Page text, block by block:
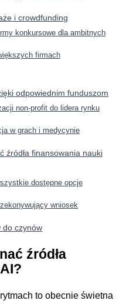
i crowdfunding
konkursowe dla ambitnych
firmach
odpowiednim funduszom
non-profit do lidera rynku
w grach i medycynie
źródła finansowania nauki
dostępne opcje
wniosek
do czynów
źródła
to obecnie świetna